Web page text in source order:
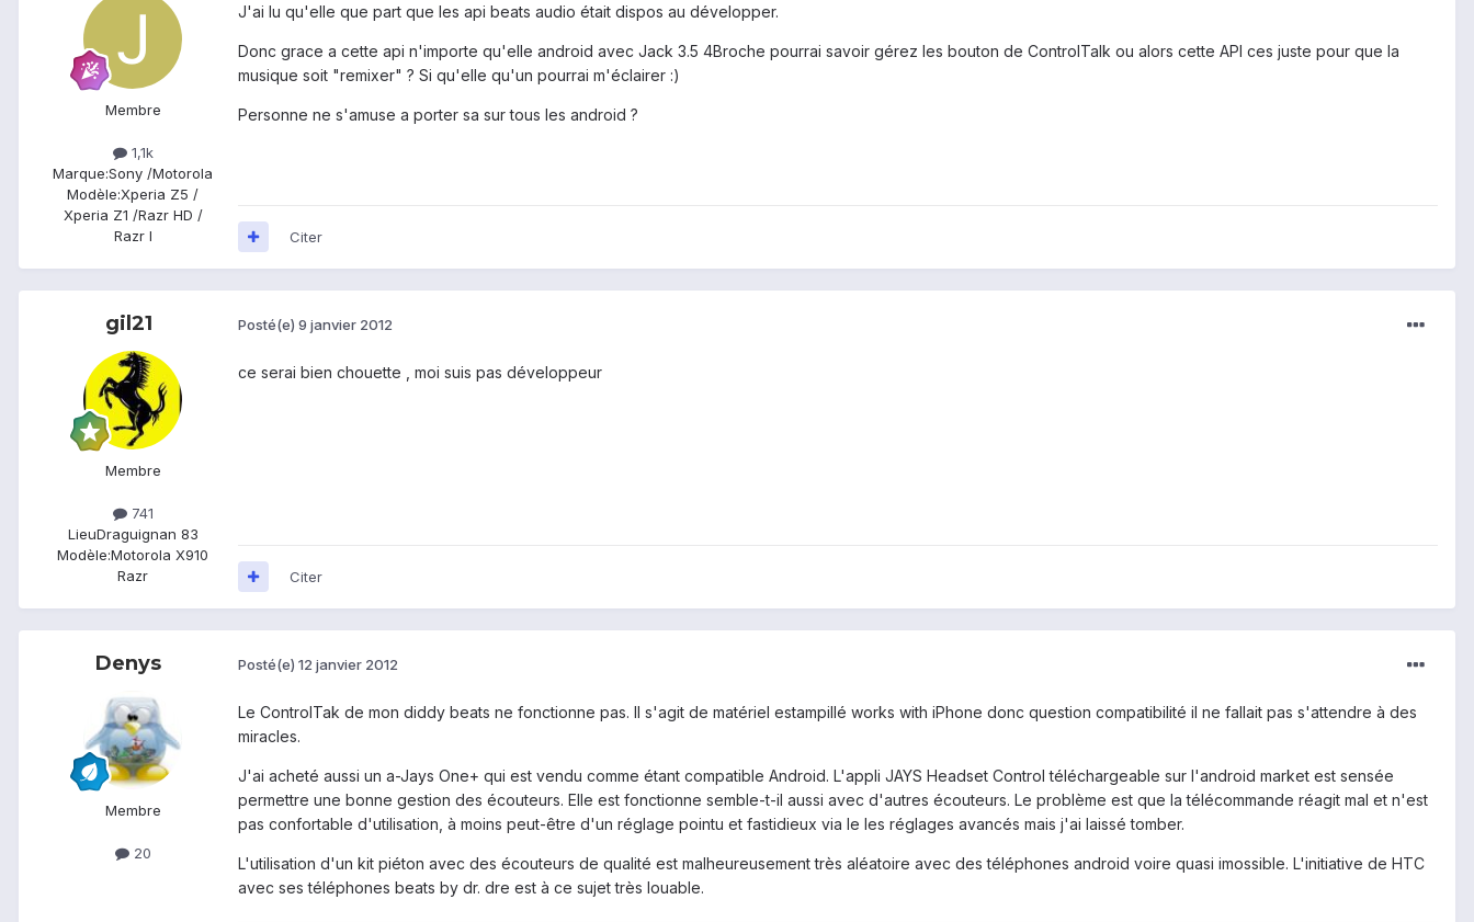
Membre
1,1k
Marque:Sony /Motorola
Modèle:Xperia Z5 /
Xperia Z1 /Razr HD /
Razr I
J'ai lu qu'elle que part que les api beats audio était dispos au développer.
Donc grace a cette api n'importe qu'elle android avec Jack 3.5 4Broche pourrai savoir gérez les bouton de ControlTalk ou alors cette API ces juste pour que la
musique soit "remixer" ? Si qu'elle qu'un pourrai m'éclairer :)
Personne ne s'amuse a porter sa sur tous les android ?
Citer
gil21
Membre
741
LieuDraguignan 83
Modèle:Motorola X910
Razr
Posté(e) 9 janvier 2012
ce serai bien chouette , moi suis pas développeur
Citer
Denys
Membre
20
Posté(e) 12 janvier 2012
Le ControlTak de mon diddy beats ne fonctionne pas. Il s'agit de matériel estampillé works with iPhone donc question compatibilité il ne fallait pas s'attendre à des
miracles.
J'ai acheté aussi un a-Jays One+ qui est vendu comme étant compatible Android. L'appli JAYS Headset Control téléchargeable sur l'android market est sensée
permettre une bonne gestion des écouteurs. Elle est fonctionne semble-t-il aussi avec d'autres écouteurs. Le problème est que la télécommande réagit mal et n'est
pas confortable d'utilisation, à moins peut-être d'un réglage pointu et fastidieux via le les réglages avancés mais j'ai laissé tomber.
L'utilisation d'un kit piéton avec des écouteurs de qualité est malheureusement très aléatoire avec des téléphones android voire quasi imossible. L'initiative de HTC
avec ses téléphones beats by dr. dre est à ce sujet très louable.